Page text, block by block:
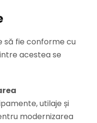
să fie conforme cu
acestea se
utilaje și
modernizarea